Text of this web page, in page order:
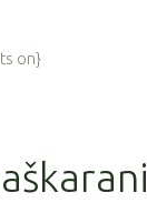
on}